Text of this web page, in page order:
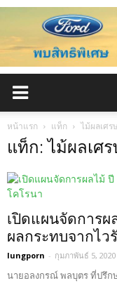
หน้าแรก แท็ก ไม้ผลเศ
แท็ก: ไม้ผลเศ
เปิดแผนจัดการผ
ผลกระทบจากไว
lungporn - กุมภาพันธ์ 5, 2020
นายอลงกรณ์ พลบุตร ที่ปรึก